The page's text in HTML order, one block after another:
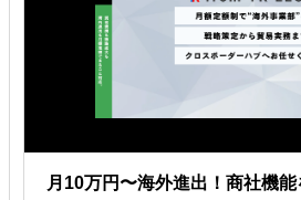
月10万円〜海外進出！商社機